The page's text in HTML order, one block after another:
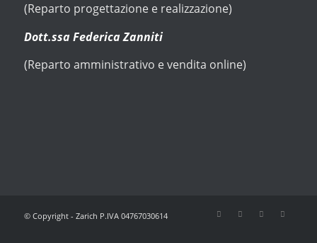
(Reparto progettazione e realizzazione)
Dott.ssa Federica Zanniti
(Reparto amministrativo e vendita online)
© Copyright - Zarich P.IVA 04767030614